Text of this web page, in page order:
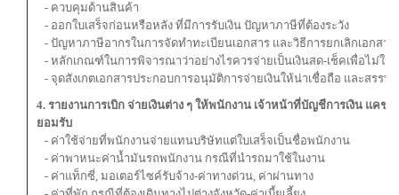
- ควบคุมด้านสินค้า
- ออกใบเสร็จก่อนหรือหลัง ที่มีการรับเงิน ปัญหาภาษีที่ต้องระวัง
- ปัญหาภาษีอากรในการจัดทำทะเบียนเอกสาร และวิธีการยกเลิกเอกสาร
- หลักเกณฑ์ในการพิจารณาว่าอย่างไรควรจ่ายเป็นเงินสด-เช็คเพื่อไม่ให้
- จุดสังเกตเอกสารประกอบการอนุมัติการจ่ายเงินให้น่าเชื่อถือ และสรรพ
4. รายงานการเบิก จ่ายเงินต่าง ๆ ให้พนักงาน เจ้าหน้าที่บัญชีการเงิน แคช
ยอมรับ
- ค่าใช้จ่ายที่พนักงานจ่ายแทนบริษัทแต่ใบเสร็จเป็นชื่อพนักงาน
- ค่าพาหนะค่าน้ำมันรถพนักงาน กรณีที่นำรถมาใช้ในงาน
- ค่าแท็กซี่, มอเตอร์ไซค์รับจ้าง-ค่าทางด่วน, ค่าผ่านทาง